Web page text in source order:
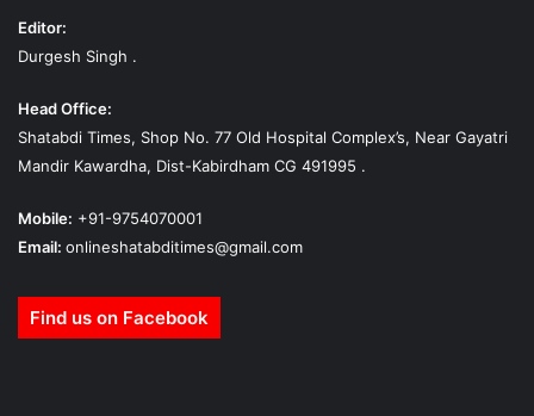
Editor:
Durgesh Singh .
Head Office:
Shatabdi Times, Shop No. 77 Old Hospital Complex’s, Near Gayatri
Mandir Kawardha, Dist-Kabirdham CG 491995 .
Mobile: +91-9754070001
Email: onlineshatabditimes@gmail.com
Find us on Facebook